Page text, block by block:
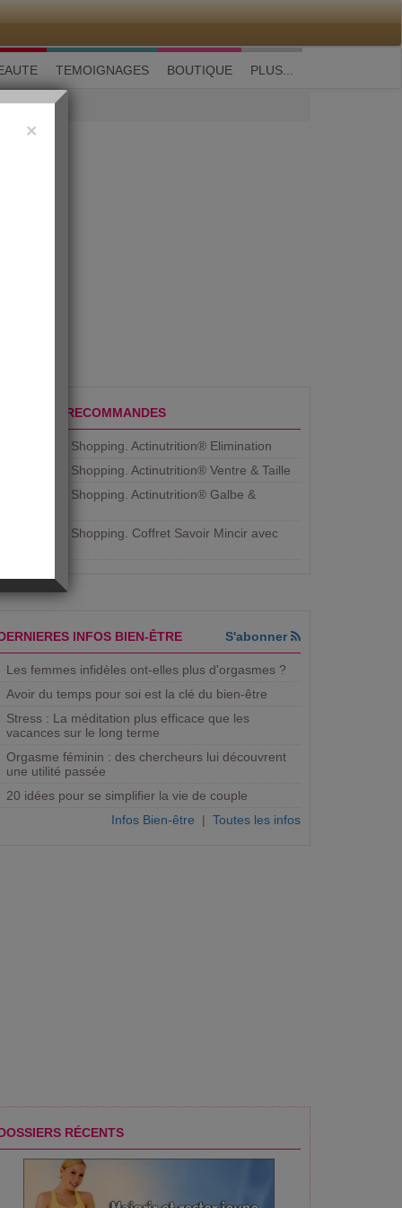
M'inscrire| Me connecter| ? Visite guidée
TEMOIGNAGES BOUTIQUE PLUS...
selon l'OMS
PRODUITS RECOMMANDES
Aujourdhui Shopping. Actinutrition® Elimination
Aujourdhui Shopping. Actinutrition® Ventre & Taille
Aujourdhui Shopping. Actinutrition® Galbe &
Aujourdhui Shopping. ​Coffret Savoir Mincir avec
INFOS BIEN-ÊTRE S'abonner
Les femmes infidèles ont-elles plus d'orgasmes ?
Avoir du temps pour soi est la clé du bien-être
Stress : La méditation plus efficace que les
vacances sur le long terme
Orgasme féminin : des chercheurs lui découvrent
une utilité passée
20 idées pour se simplifier la vie de couple
Infos Bien-être | Toutes les infos
RÉCENTS
×